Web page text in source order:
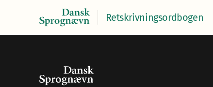
Retskrivningsordbogen